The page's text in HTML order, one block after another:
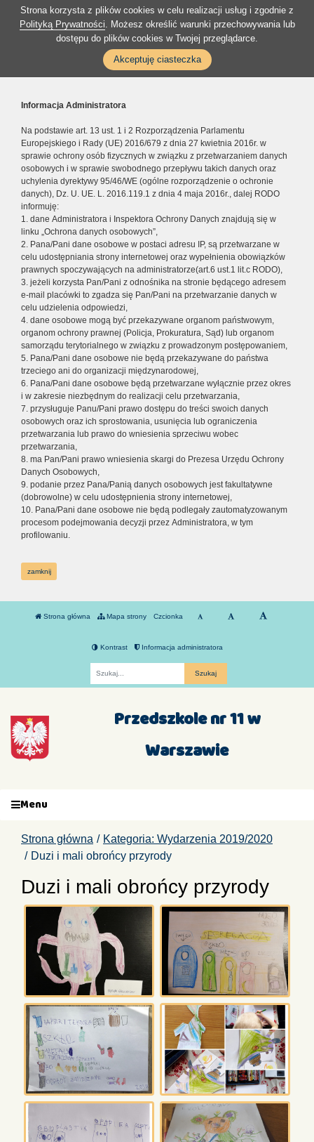
Strona korzysta z plików cookies w celu realizacji usług i zgodnie z
Polityką Prywatności. Możesz określić warunki przechowywania lub
dostępu do plików cookies w Twojej przeglądarce.
Akceptuję ciasteczka
Informacja Administratora
Na podstawie art. 13 ust. 1 i 2 Rozporządzenia Parlamentu
Europejskiego i Rady (UE) 2016/679 z dnia 27 kwietnia 2016r. w
sprawie ochrony osób fizycznych w związku z przetwarzaniem danych
osobowych i w sprawie swobodnego przepływu takich danych oraz
uchylenia dyrektywy 95/46/WE (ogólne rozporządzenie o ochronie
danych), Dz. U. UE. L. 2016.119.1 z dnia 4 maja 2016r., dalej RODO
informuję:
1. dane Administratora i Inspektora Ochrony Danych znajdują się w
linku „Ochrona danych osobowych”,
2. Pana/Pani dane osobowe w postaci adresu IP, są przetwarzane w
celu udostępniania strony internetowej oraz wypełnienia obowiązków
prawnych spoczywających na administratorze(art.6 ust.1 lit.c RODO),
3. jeżeli korzysta Pan/Pani z odnośnika na stronie będącego adresem
e-mail placówki to zgadza się Pan/Pani na przetwarzanie danych w
celu udzielenia odpowiedzi,
4. dane osobowe mogą być przekazywane organom państwowym,
organom ochrony prawnej (Policja, Prokuratura, Sąd) lub organom
samorządu terytorialnego w związku z prowadzonym postępowaniem,
5. Pana/Pani dane osobowe nie będą przekazywane do państwa
trzeciego ani do organizacji międzynarodowej,
6. Pana/Pani dane osobowe będą przetwarzane wyłącznie przez okres
i w zakresie niezbędnym do realizacji celu przetwarzania,
7. przysługuje Panu/Pani prawo dostępu do treści swoich danych
osobowych oraz ich sprostowania, usunięcia lub ograniczenia
przetwarzania lub prawo do wniesienia sprzeciwu wobec
przetwarzania,
8. ma Pan/Pani prawo wniesienia skargi do Prezesa Urzędu Ochrony
Danych Osobowych,
9. podanie przez Pana/Panią danych osobowych jest fakultatywne
(dobrowolne) w celu udostępnienia strony internetowej,
10. Pana/Pani dane osobowe nie będą podlegały zautomatyzowanym
procesom podejmowania decyzji przez Administratora, w tym
profilowaniu.
zamknij
Strona główna Mapa strony Czcionka
Kontrast Informacja administratora
Przedszkole nr 11 w
Warszawie
Menu
Strona główna
Kategoria: Wydarzenia 2019/2020
Duzi i mali obrońcy przyrody
Duzi i mali obrońcy przyrody